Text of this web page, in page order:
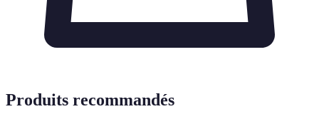
Produits recommandés